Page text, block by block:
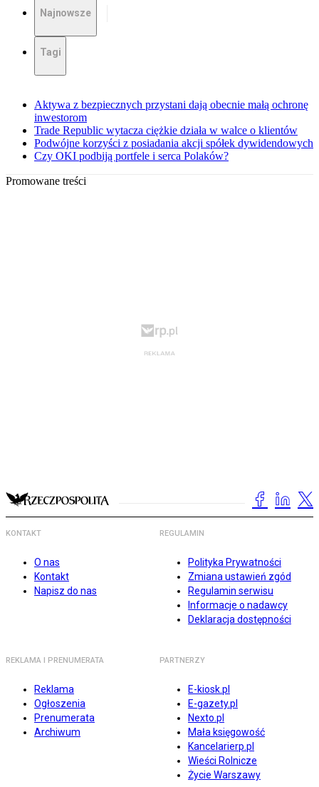
Najnowsze
Tagi
Aktywa z bezpiecznych przystani dają obecnie małą ochronę
inwestorom
Trade Republic wytacza ciężkie działa w walce o klientów
Podwójne korzyści z posiadania akcji spółek dywidendowych
Czy OKI podbiją portfele i serca Polaków?
Promowane treści
KONTAKT
O nas
Kontakt
Napisz do nas
REGULAMIN
Polityka Prywatności
Zmiana ustawień zgód
Regulamin serwisu
Informacje o nadawcy
Deklaracja dostępności
REKLAMA I PRENUMERATA
Reklama
Ogłoszenia
Prenumerata
Archiwum
PARTNERZY
E-kiosk.pl
E-gazety.pl
Nexto.pl
Mała księgowość
Kancelarierp.pl
Wieści Rolnicze
Życie Warszawy